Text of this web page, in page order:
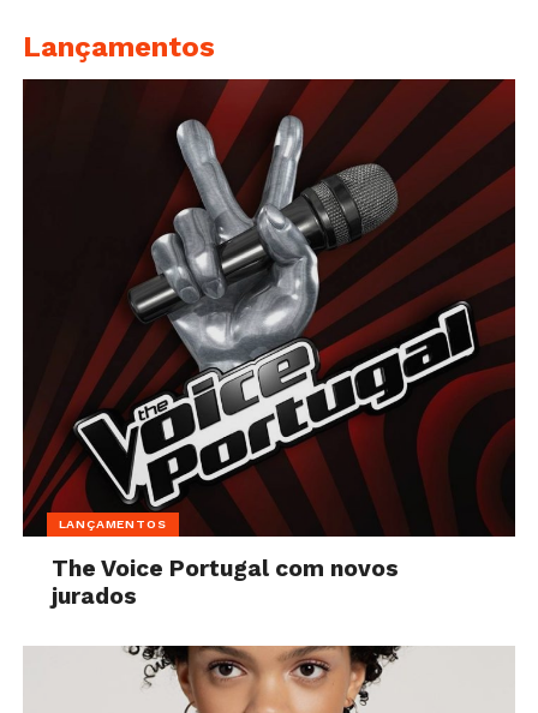
Lançamentos
LANÇAMENTOS
The Voice Portugal com novos
jurados